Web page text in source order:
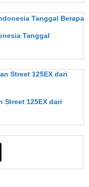
Tanggal
Street 125EX dari